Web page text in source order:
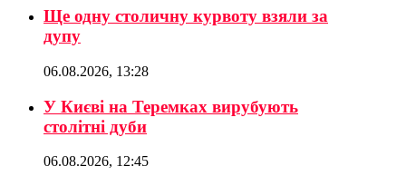
Ще одну столичну курвоту взяли за
дупу
06.08.2026, 13:28
У Києві на Теремках вирубують
столітні дуби
06.08.2026, 12:45